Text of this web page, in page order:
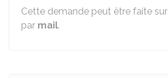
Cette demande peut être faite sur
par mail.